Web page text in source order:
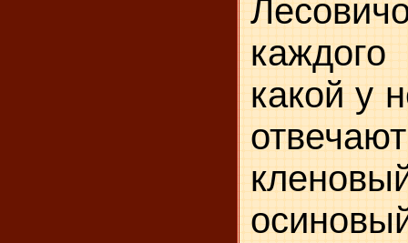
какой у